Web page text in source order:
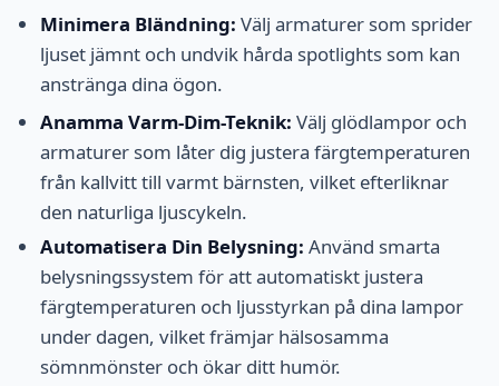
Minimera Bländning: Välj armaturer som sprider
ljuset jämnt och undvik hårda spotlights som kan
anstränga dina ögon.
Anamma Varm-Dim-Teknik: Välj glödlampor och
armaturer som låter dig justera färgtemperaturen
från kallvitt till varmt bärnsten, vilket efterliknar
den naturliga ljuscykeln.
Automatisera Din Belysning: Använd smarta
belysningssystem för att automatiskt justera
färgtemperaturen och ljusstyrkan på dina lampor
under dagen, vilket främjar hälsosamma
sömnmönster och ökar ditt humör.